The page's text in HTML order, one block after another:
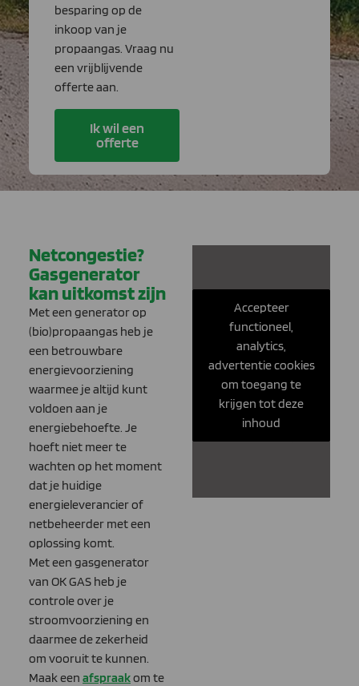
besparing op de
inkoop van je
propaangas. Vraag nu
een vrijblijvende
offerte aan.
Ik wil een
offerte
Netcongestie?
Gasgenerator
kan uitkomst zijn
Met een generator op
(bio)propaangas heb je
een betrouwbare
energievoorziening
waarmee je altijd kunt
voldoen aan je
energiebehoefte. Je
hoeft niet meer te
wachten op het moment
dat je huidige
energieleverancier of
netbeheerder met een
oplossing komt.
Met een gasgenerator
van OK GAS heb je
controle over je
stroomvoorziening en
daarmee de zekerheid
om vooruit te kunnen.
Maak een afspraakom te
Accepteer
functioneel,
analytics,
advertentie cookies
om toegang te
krijgen tot deze
inhoud